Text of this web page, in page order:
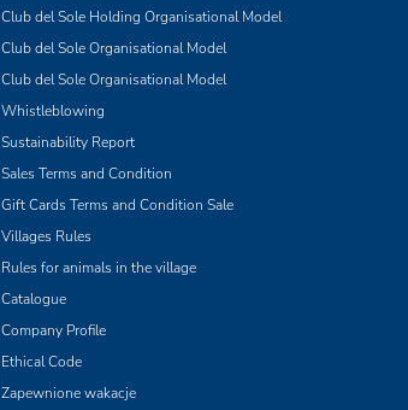
Club del Sole Holding Organisational Model
Club del Sole Organisational Model
Club del Sole Organisational Model
Whistleblowing
Sustainability Report
Sales Terms and Condition
Gift Cards Terms and Condition Sale
Villages Rules
Rules for animals in the village
Catalogue
Company Profile
Ethical Code
Zapewnione wakacje